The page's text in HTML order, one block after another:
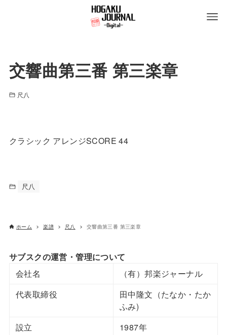
交響曲第三番 第三楽章
尺八
クラシック アレンジSCORE 44
尺八
ホーム 楽譜 尺八 交響曲第三番 第三楽章
サブスクの運営・管理について
会社名
（有）邦楽ジャーナル
代表取締役
田中隆文（たなか・たか
ふみ)
設立
1987年